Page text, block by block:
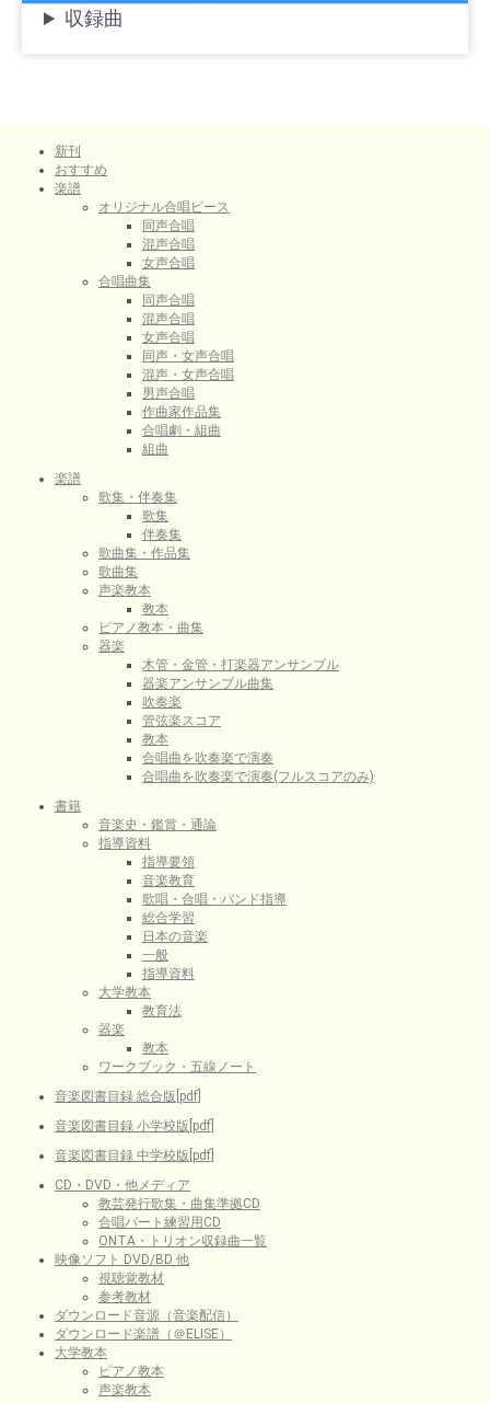
収録曲
新刊
おすすめ
楽譜
オリジナル合唱ピース
同声合唱
混声合唱
女声合唱
合唱曲集
同声合唱
混声合唱
女声合唱
同声・女声合唱
混声・女声合唱
男声合唱
作曲家作品集
合唱劇・組曲
組曲
楽譜
歌集・伴奏集
歌集
伴奏集
歌曲集・作品集
歌曲集
声楽教本
教本
ピアノ教本・曲集
器楽
木管・金管・打楽器アンサンブル
器楽アンサンブル曲集
吹奏楽
管弦楽スコア
教本
合唱曲を吹奏楽で演奏
合唱曲を吹奏楽で演奏(フルスコアのみ)
書籍
音楽史・鑑賞・通論
指導資料
指導要領
音楽教育
歌唱・合唱・バンド指導
総合学習
日本の音楽
一般
指導資料
大学教本
教育法
器楽
教本
ワークブック・五線ノート
音楽図書目録 総合版[pdf]
音楽図書目録 小学校版[pdf]
音楽図書目録 中学校版[pdf]
CD・DVD・他メディア
教芸発行歌集・曲集準拠CD
合唱パート練習用CD
ONTA・トリオン収録曲一覧
映像ソフト DVD/BD 他
視聴覚教材
参考教材
ダウンロード音源（音楽配信）
ダウンロード楽譜（＠ELISE）
大学教本
ピアノ教本
声楽教本